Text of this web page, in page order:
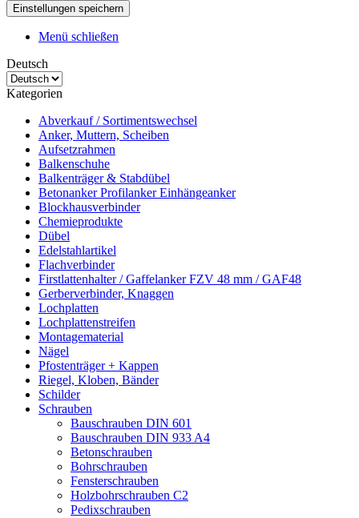
Menü schließen
Deutsch
Kategorien
Abverkauf / Sortimentswechsel
Anker, Muttern, Scheiben
Aufsetzrahmen
Balkenschuhe
Balkenträger & Stabdübel
Betonanker Profilanker Einhängeanker
Blockhausverbinder
Chemieprodukte
Dübel
Edelstahlartikel
Flachverbinder
Firstlattenhalter / Gaffelanker FZV 48 mm / GAF48
Gerberverbinder, Knaggen
Lochplatten
Lochplattenstreifen
Montagematerial
Nägel
Pfostenträger + Kappen
Riegel, Kloben, Bänder
Schilder
Schrauben
Bauschrauben DIN 601
Bauschrauben DIN 933 A4
Betonschrauben
Bohrschrauben
Fensterschrauben
Holzbohrschrauben C2
Pedixschrauben